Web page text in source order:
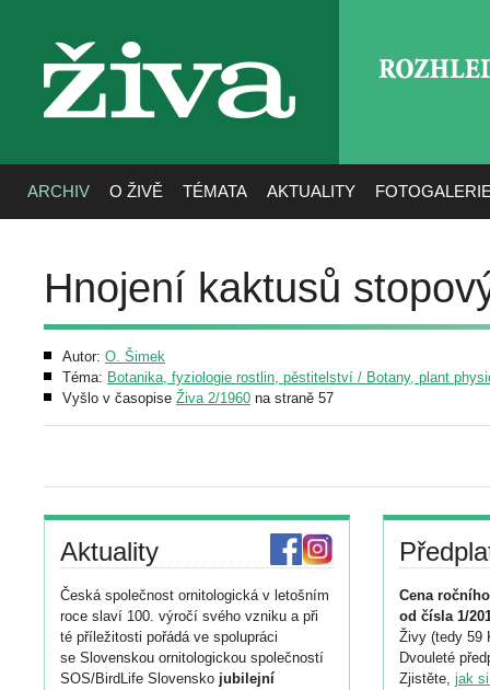
živa
ARCHIV O ŽIVĚ TÉMATA AKTUALITY
Hnojení kaktusů
Autor: O. Šimek
Téma: Botanika, fyziologie rostlin, pěstitelství / Botany, plant
Vyšlo v časopise Živa 2/1960 na straně 57
Aktuality
Česká společnost ornitologická v letošním
roce slaví 100. výročí svého vzniku a při
té příležitosti pořádá ve spolupráci
se Slovenskou ornitologickou společností
SOS/BirdLife Slovensko jubilejní
Cena
od čísla 1/
Živy (tedy 59
Dvouleté
Zjistěte, jak